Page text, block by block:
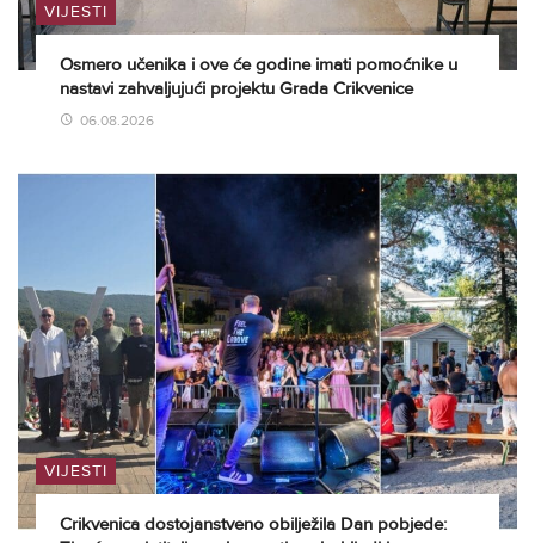
VIJESTI
Osmero učenika i ove će godine imati pomoćnike u
nastavi zahvaljujući projektu Grada Crikvenice
06.08.2026
VIJESTI
Crikvenica dostojanstveno obilježila Dan pobjede: